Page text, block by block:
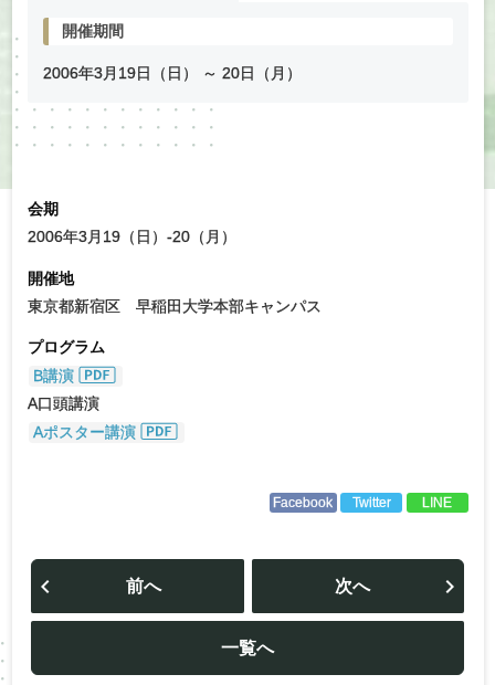
開催期間
2006年3月 19日（日） ～ 20日（月）
会期
2006年3月19（日）-20（月）
開催地
東京都新宿区 早稲田大学本部キャンパス
プログラム
B講演
A口頭講演
Aポスター講演
Facebook Twitter LINE
投
ビ
ー
シ
ョ
前へ
一覧へ
次へ